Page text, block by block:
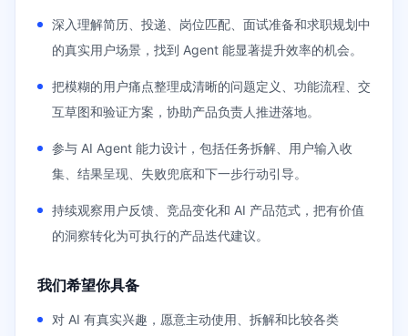
深入理解简历、投递、岗位匹配、面试准备和求职规划中
的真实用户场景，找到 Agent 能显著提升效率的机会。
把模糊的用户痛点整理成清晰的问题定义、功能流程、交
互草图和验证方案，协助产品负责人推进落地。
参与 AI Agent 能力设计，包括任务拆解、用户输入收
集、结果呈现、失败兜底和下一步行动引导。
持续观察用户反馈、竞品变化和 AI 产品范式，把有价值
的洞察转化为可执行的产品迭代建议。
我们希望你具备
对 AI 有真实兴趣，愿意主动使用、拆解和比较各类